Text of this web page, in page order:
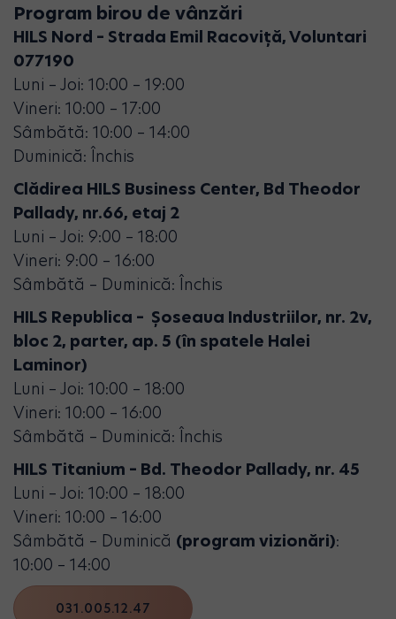
Program birou de vânzări
HILS Nord – Strada Emil Racoviță, Voluntari
077190
Luni – Joi: 10:00 – 19:00
Vineri: 10:00 – 17:00
Sâmbătă: 10:00 – 14:00
Duminică: Închis
Clădirea HILS Business Center, Bd Theodor
Pallady, nr.66, etaj 2
Luni – Joi: 9:00 – 18:00
Vineri: 9:00 – 16:00
Sâmbătă – Duminică: Închis
HILS Republica – Șoseaua Industriilor, nr. 2v,
bloc 2, parter, ap. 5 (în spatele Halei
Laminor)
Luni – Joi: 10:00 – 18:00
Vineri: 10:00 – 16:00
Sâmbătă – Duminică: Închis
HILS Titanium – Bd. Theodor Pallady, nr. 45
Luni – Joi: 10:00 – 18:00
Vineri: 10:00 – 16:00
Sâmbătă – Duminică (program vizionări):
10:00 – 14:00
031.005.12.47